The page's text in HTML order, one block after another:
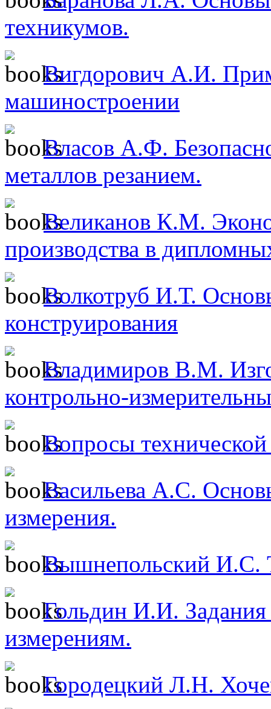
техникумов.
Вигдорович А.И.
машиностроении
Власов А.Ф.
металлов резанием.
Великанов К.М.
производства в
Волкотруб И.Т.
конструирования
Владимиров В.М.
контрольно-
Вопросы технической
Васильева А.С.
измерения.
Вышнепольский И.С.
Гольдин И.И.
измерениям.
Городецкий Л.Н.